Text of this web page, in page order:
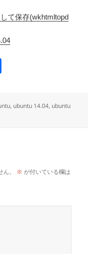
て保存(wkhtmltopd
, ubuntu 14.04, ubuntu
。 ※ が付いている欄は